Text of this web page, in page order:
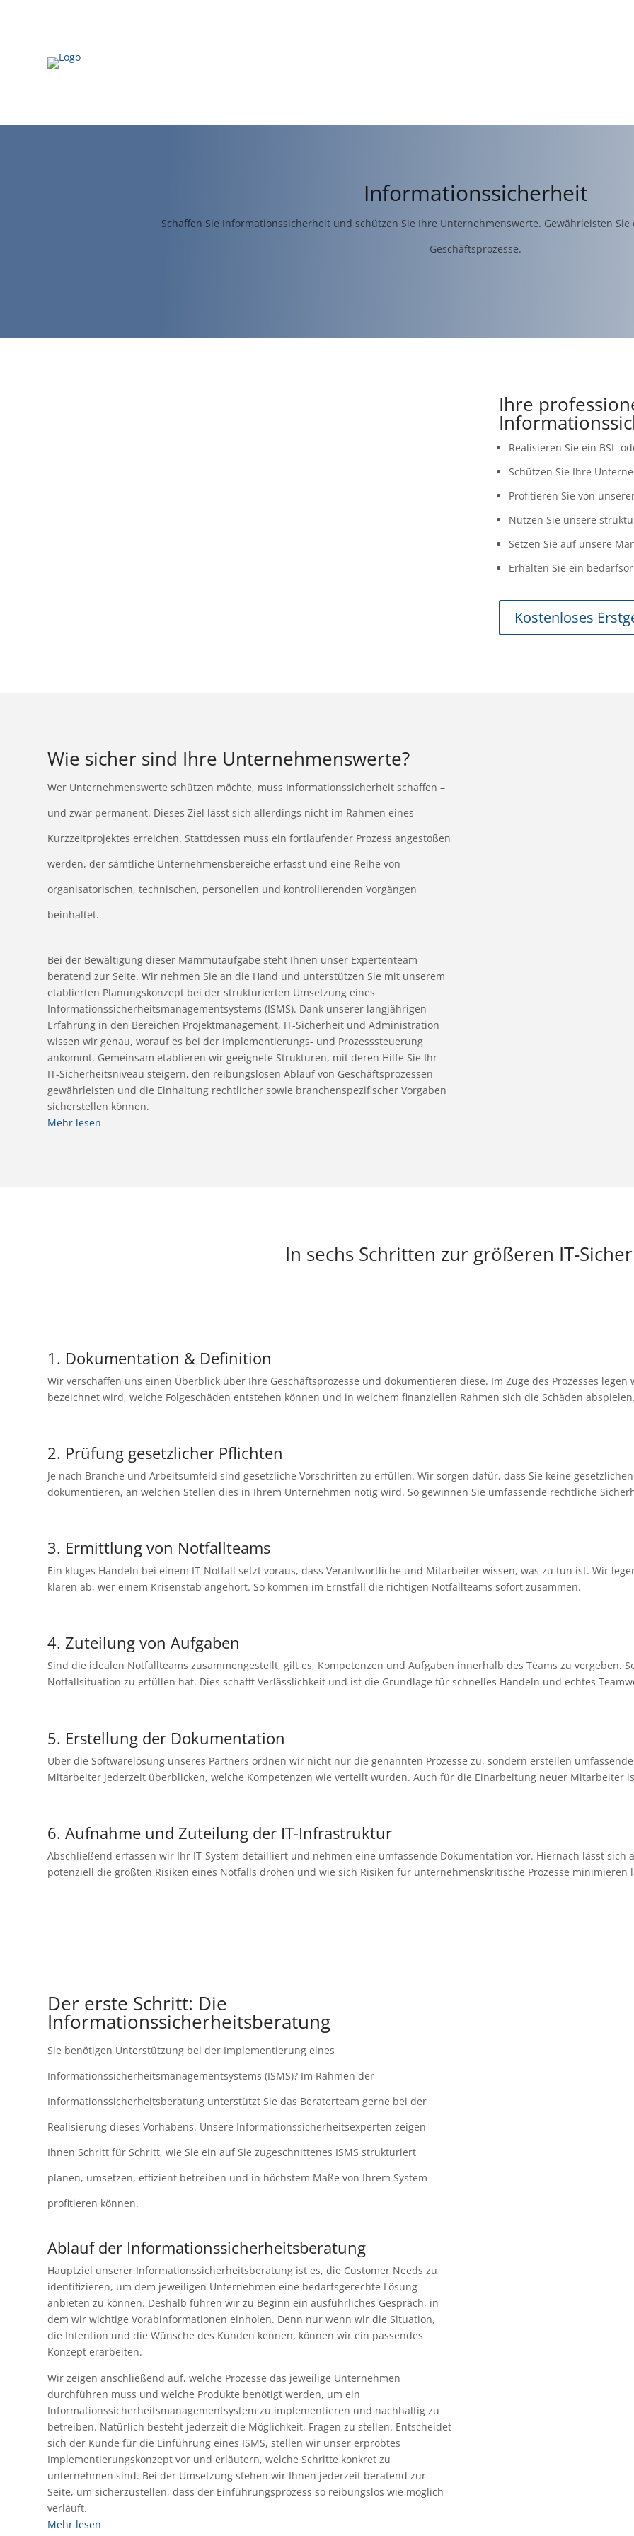
Informationssicherheit
Schaffen Sie Informationssicherheit und schützen Sie Ihre Unternehmenswerte. Gewährleisten
Geschäftsprozesse.
Ihre
Realisieren Sie ein BSI-
Schützen Sie Ihre
Profitieren Sie von
Nutzen Sie unsere
Setzen Sie auf unsere
Erhalten Sie ein
Kostenloses
Wie sicher sind Ihre Unternehmenswerte?
Wer Unternehmenswerte schützen möchte, muss Informationssicherheit schaffen –
und zwar permanent. Dieses Ziel lässt sich allerdings nicht im Rahmen eines
Kurzzeitprojektes erreichen. Stattdessen muss ein fortlaufender Prozess angestoßen
werden, der sämtliche Unternehmensbereiche erfasst und eine Reihe von
organisatorischen, technischen, personellen und kontrollierenden Vorgängen
beinhaltet.
Bei der Bewältigung dieser Mammutaufgabe steht Ihnen unser Expertenteam
beratend zur Seite. Wir nehmen Sie an die Hand und unterstützen Sie mit unserem
etablierten Planungskonzept bei der strukturierten Umsetzung eines
Informationssicherheitsmanagementsystems (ISMS). Dank unserer langjährigen
Erfahrung in den Bereichen Projektmanagement, IT-Sicherheit und Administration
wissen wir genau, worauf es bei der Implementierungs- und Prozesssteuerung
ankommt. Gemeinsam etablieren wir geeignete Strukturen, mit deren Hilfe Sie Ihr
IT-Sicherheitsniveau steigern, den reibungslosen Ablauf von Geschäftsprozessen
gewährleisten und die Einhaltung rechtlicher sowie branchenspezifischer Vorgaben
sicherstellen können.
Mehr lesen
In sechs Schritten zur größeren IT-
1. Dokumentation & Definition
Wir verschaffen uns einen Überblick über Ihre Geschäftsprozesse und dokumentieren diese. Im Zuge des Prozesses
bezeichnet wird, welche Folgeschäden entstehen können und in welchem finanziellen Rahmen sich die Schäden
2. Prüfung gesetzlicher Pflichten
Je nach Branche und Arbeitsumfeld sind gesetzliche Vorschriften zu erfüllen. Wir sorgen dafür, dass Sie keine
dokumentieren, an welchen Stellen dies in Ihrem Unternehmen nötig wird. So gewinnen Sie umfassende rechtliche
3. Ermittlung von Notfallteams
Ein kluges Handeln bei einem IT-Notfall setzt voraus, dass Verantwortliche und Mitarbeiter wissen, was zu tun ist. Wir
klären ab, wer einem Krisenstab angehört. So kommen im Ernstfall die richtigen Notfallteams sofort zusammen.
4. Zuteilung von Aufgaben
Sind die idealen Notfallteams zusammengestellt, gilt es, Kompetenzen und Aufgaben innerhalb des Teams zu vergeben.
Notfallsituation zu erfüllen hat. Dies schafft Verlässlichkeit und ist die Grundlage für schnelles Handeln und echtes
5. Erstellung der Dokumentation
Über die Softwarelösung unseres Partners ordnen wir nicht nur die genannten Prozesse zu, sondern erstellen
Mitarbeiter jederzeit überblicken, welche Kompetenzen wie verteilt wurden. Auch für die Einarbeitung neuer Mitarbeiter
6. Aufnahme und Zuteilung der IT-Infrastruktur
Abschließend erfassen wir Ihr IT-System detailliert und nehmen eine umfassende Dokumentation vor. Hiernach lässt
potenziell die größten Risiken eines Notfalls drohen und wie sich Risiken für unternehmenskritische Prozesse minimieren
Der erste Schritt: Die
Informationssicherheitsberatung
Sie benötigen Unterstützung bei der Implementierung eines
Informationssicherheitsmanagementsystems (ISMS)? Im Rahmen der
Informationssicherheitsberatung unterstützt Sie das Beraterteam gerne bei der
Realisierung dieses Vorhabens. Unsere Informationssicherheitsexperten zeigen
Ihnen Schritt für Schritt, wie Sie ein auf Sie zugeschnittenes ISMS strukturiert
planen, umsetzen, effizient betreiben und in höchstem Maße von Ihrem System
profitieren können.
Ablauf der Informationssicherheitsberatung
Hauptziel unserer Informationssicherheitsberatung ist es, die Customer Needs zu
identifizieren, um dem jeweiligen Unternehmen eine bedarfsgerechte Lösung
anbieten zu können. Deshalb führen wir zu Beginn ein ausführliches Gespräch, in
dem wir wichtige Vorabinformationen einholen. Denn nur wenn wir die Situation,
die Intention und die Wünsche des Kunden kennen, können wir ein passendes
Konzept erarbeiten.
Wir zeigen anschließend auf, welche Prozesse das jeweilige Unternehmen
durchführen muss und welche Produkte benötigt werden, um ein
Informationssicherheitsmanagementsystem zu implementieren und nachhaltig zu
betreiben. Natürlich besteht jederzeit die Möglichkeit, Fragen zu stellen. Entscheidet
sich der Kunde für die Einführung eines ISMS, stellen wir unser erprobtes
Implementierungskonzept vor und erläutern, welche Schritte konkret zu
unternehmen sind. Bei der Umsetzung stehen wir Ihnen jederzeit beratend zur
Seite, um sicherzustellen, dass der Einführungsprozess so reibungslos wie möglich
verläuft.
Mehr lesen